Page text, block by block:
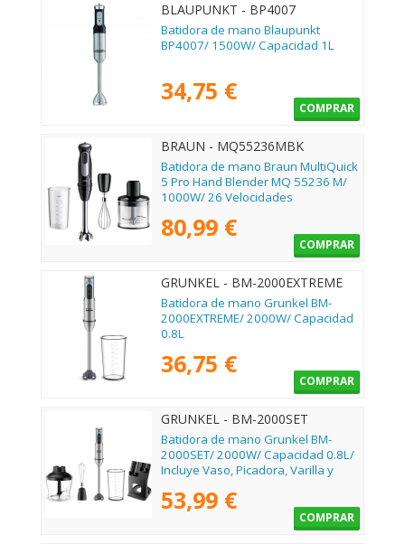
BLAUPUNKT - BP4007
Batidora de mano Blaupunkt
BP4007/ 1500W/ Capacidad 1L
34,75 €
COMPRAR
BRAUN - MQ55236MBK
Batidora de mano Braun MultiQuick
5 Pro Hand Blender MQ 55236 M/
1000W/ 26 Velocidades
80,99 €
COMPRAR
GRUNKEL - BM-2000EXTREME
Batidora de mano Grunkel BM-
2000EXTREME/ 2000W/ Capacidad
0.8L
36,75 €
COMPRAR
GRUNKEL - BM-2000SET
Batidora de mano Grunkel BM-
2000SET/ 2000W/ Capacidad 0.8L/
Incluye Vaso, Picadora, Varilla y
53,99 €
COMPRAR